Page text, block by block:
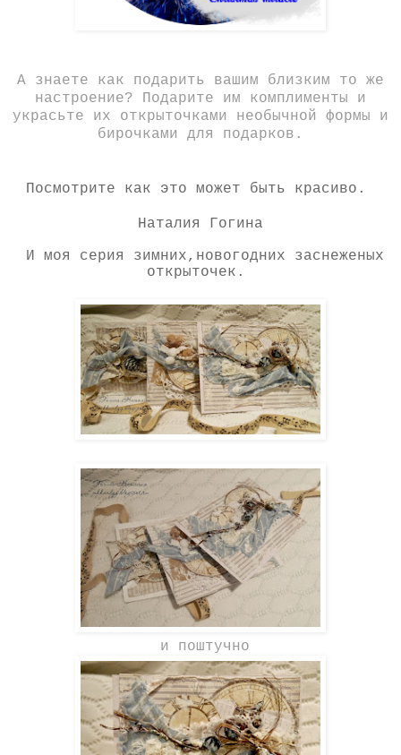
А знаете как подарить вашим близким то же
настроение? Подарите им комплименты и
украсьте их открыточками необычной формы и
бирочками для подарков.
Посмотрите как это может быть красиво.
Наталия Гогина
И моя серия
зимних,новогодних заснеженых
открыточек.
и поштучно